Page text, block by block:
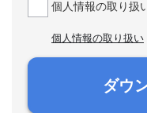
個人情報の取り扱
個人情報の取り扱い
ダウ